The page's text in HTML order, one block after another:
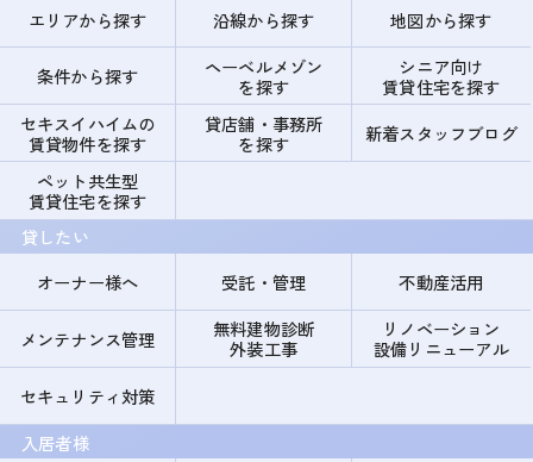
エリアから探す
沿線から探す 地図から探す
条件から探す
ヘーベルメゾン
を探す
シニア向け
賃貸住宅を探す
セキスイハイムの
賃貸物件を探す
貸店舗・事務所
を探す
新着スタッフブログ
ペット共生型
賃貸住宅を探す
貸したい
オーナー様へ
受託・管理 不動産活用
メンテナンス管理
無料建物診断
外装工事
リノベーション
設備リニューアル
セキュリティ対策
入居者様